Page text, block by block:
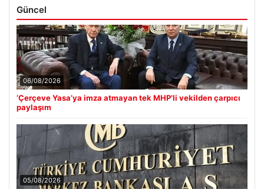
Güncel
06/08/2026
‘Çerçeve Yasa’ya imza atmayan tek MHP’li vekilden çarpıcı
paylaşım
05/08/2026